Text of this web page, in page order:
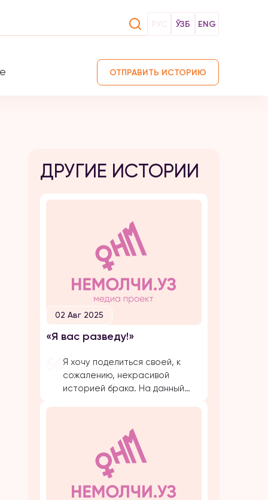
РУС ЎЗБ ENG
ОТПРАВИТЬ ИСТОРИЮ
ДРУГИЕ ИСТОРИИ
02 Авг 2025
«Я вас разведу!»
Я хочу поделиться своей, к
сожалению, некрасивой
историей брака. На данный
подвергаюсь публичной
травле, оскорблениям и
обвинениям в убийстве брата
своего супруга. Расскажу все
с начала… Я вышла замуж по
большой любви. Супруг меня